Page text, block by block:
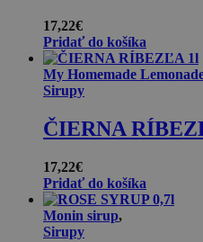
17,22€
Pridať do košíka
My Homemade
Sirupy
ČIERNA
17,22€
Pridať do košíka
Monin sirup,
Sirupy